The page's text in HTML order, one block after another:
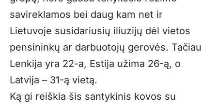
savireklamos bei daug kam net ir
Lietuvoje susidariusių iliuzijų dėl vietos
pensininkų ar darbuotojų gerovės. Tačiau
Lenkija yra 22-a, Estija užima 26-ą, o
Latvija – 31-ą vietą.
Ką gi reiškia šis santykinis kovos su